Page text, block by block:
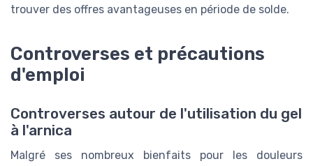
trouver des offres avantageuses en période de solde.
Controverses et précautions
d'emploi
Controverses autour de l'utilisation du gel
à l'arnica
Malgré ses nombreux bienfaits pour les douleurs